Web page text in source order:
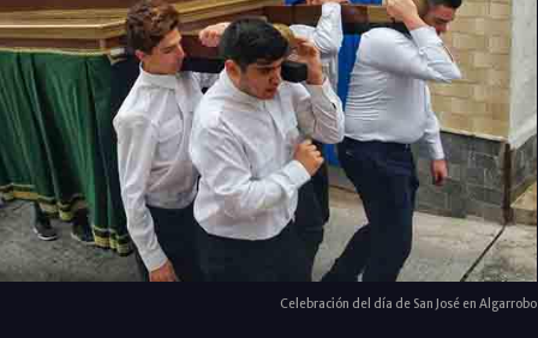
Celebración del día de San José en Algarrobo